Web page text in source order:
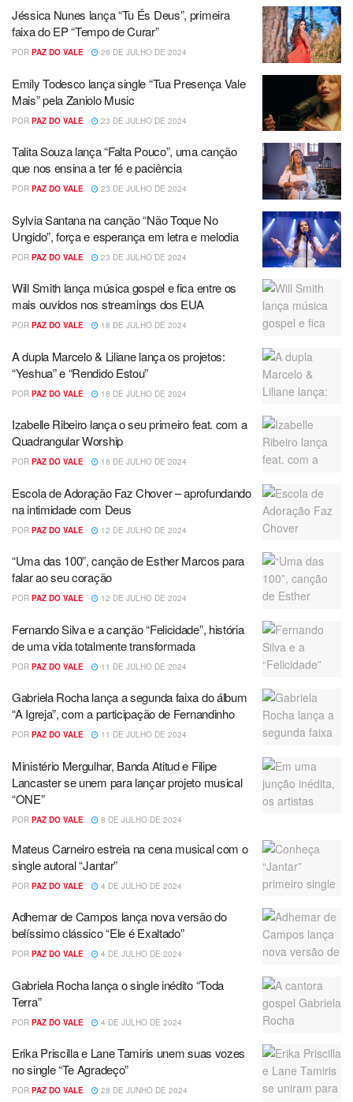
Jéssica Nunes lança “Tu És Deus”, primeira
faixa do EP “Tempo de Curar”
POR PAZ DO VALE 26 DE JULHO DE 2024
Emily Todesco lança single “Tua Presença Vale
Mais” pela Zaniolo Music
POR PAZ DO VALE 23 DE JULHO DE 2024
Talita Souza lança “Falta Pouco”, uma canção
que nos ensina a ter fé e paciência
POR PAZ DO VALE 23 DE JULHO DE 2024
Sylvia Santana na canção “Não Toque No
Ungido”, força e esperança em letra e melodia
POR PAZ DO VALE 23 DE JULHO DE 2024
Will Smith lança música gospel e fica entre os
mais ouvidos nos streamings dos EUA
POR PAZ DO VALE 18 DE JULHO DE 2024
A dupla Marcelo & Liliane lança os projetos:
“Yeshua” e “Rendido Estou”
POR PAZ DO VALE 18 DE JULHO DE 2024
Izabelle Ribeiro lança o seu primeiro feat. com a
Quadrangular Worship
POR PAZ DO VALE 18 DE JULHO DE 2024
Escola de Adoração Faz Chover – aprofundando
na intimidade com Deus
POR PAZ DO VALE 12 DE JULHO DE 2024
“Uma das 100”, canção de Esther Marcos para
falar ao seu coração
POR PAZ DO VALE 12 DE JULHO DE 2024
Fernando Silva e a canção “Felicidade”, história
de uma vida totalmente transformada
POR PAZ DO VALE 11 DE JULHO DE 2024
Gabriela Rocha lança a segunda faixa do álbum
“A Igreja”, com a participação de Fernandinho
POR PAZ DO VALE 11 DE JULHO DE 2024
Ministério Mergulhar, Banda Atitud e Filipe
Lancaster se unem para lançar projeto musical
“ONE”
POR PAZ DO VALE 8 DE JULHO DE 2024
Mateus Carneiro estreia na cena musical com o
single autoral “Jantar”
POR PAZ DO VALE 4 DE JULHO DE 2024
Adhemar de Campos lança nova versão do
belíssimo clássico “Ele é Exaltado”
POR PAZ DO VALE 4 DE JULHO DE 2024
Gabriela Rocha lança o single inédito “Toda
Terra”
POR PAZ DO VALE 4 DE JULHO DE 2024
Erika Priscilla e Lane Tamiris unem suas vozes
no single “Te Agradeço”
POR PAZ DO VALE 28 DE JUNHO DE 2024